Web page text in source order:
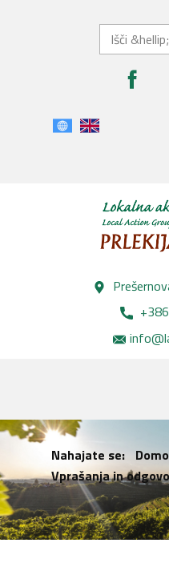
Nahajate se:
Vprašanja in